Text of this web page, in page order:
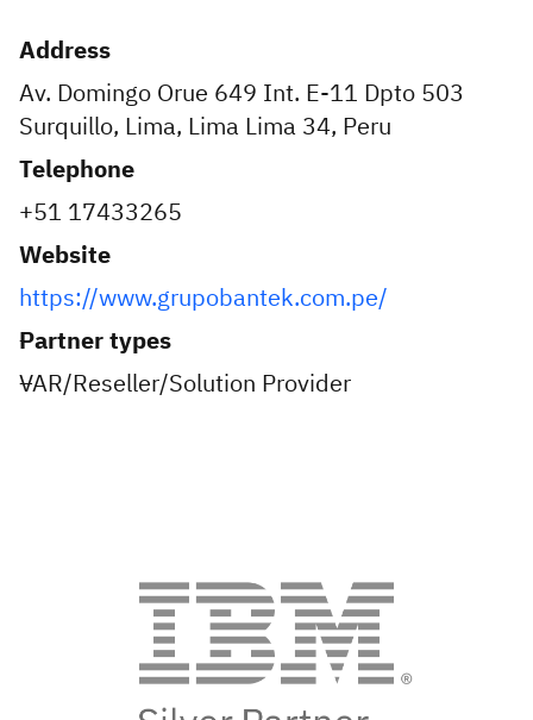
Address
Av. Domingo Orue 649 Int. E-11 Dpto 503
Surquillo, Lima, Lima Lima 34, Peru
Telephone
+51 17433265
Website
https://www.grupobantek.com.pe/
Partner types
VAR/Reseller/Solution Provider